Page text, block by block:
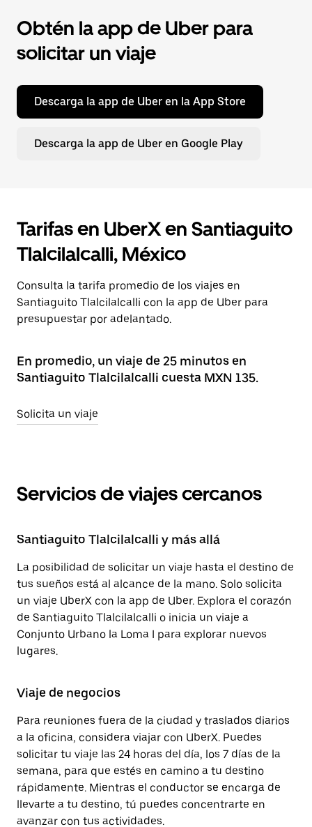
Obtén la app de Uber para
solicitar un viaje
Descarga la app de Uber en la App Store
Descarga la app de Uber en Google Play
Tarifas en UberX en Santiaguito
Tlalcilalcalli, México
Consulta la tarifa promedio de los viajes en
Santiaguito Tlalcilalcalli con la app de Uber para
presupuestar por adelantado.
En promedio, un viaje de 25 minutos en
Santiaguito Tlalcilalcalli cuesta MXN 135.
Solicita un viaje
Servicios de viajes cercanos
Santiaguito Tlalcilalcalli y más allá
La posibilidad de solicitar un viaje hasta el destino de
tus sueños está al alcance de la mano. Solo solicita
un viaje UberX con la app de Uber. Explora el corazón
de Santiaguito Tlalcilalcalli o inicia un viaje a
Conjunto Urbano la Loma I para explorar nuevos
lugares.
Viaje de negocios
Para reuniones fuera de la ciudad y traslados diarios
a la oficina, considera viajar con UberX. Puedes
solicitar tu viaje las 24 horas del día, los 7 días de la
semana, para que estés en camino a tu destino
rápidamente. Mientras el conductor se encarga de
llevarte a tu destino, tú puedes concentrarte en
avanzar con tus actividades.